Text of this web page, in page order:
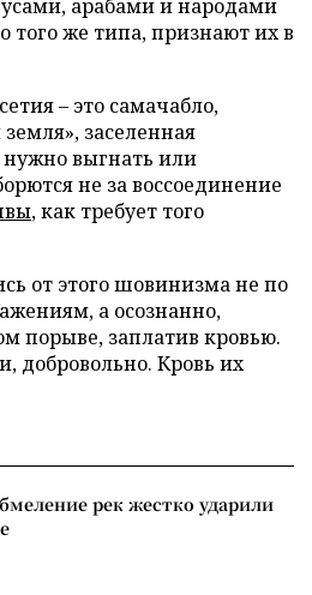
арабами и народами
того же типа, признают их в
– это самачабло,
заселенная
выгнать или
не за воссоединение
, как требует того
от этого шовинизма не по
а осознанно,
порыве, заплатив кровью.
добровольно. Кровь их
рек жестко ударили